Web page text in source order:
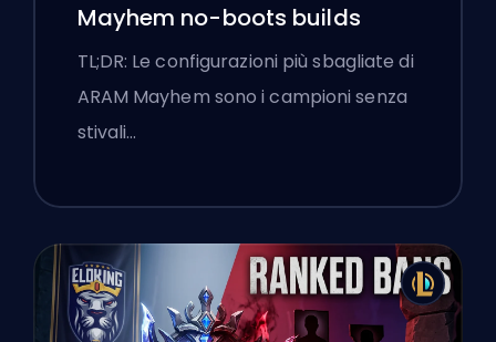
Mayhem no-boots builds
TL;DR: Le configurazioni più sbagliate di
ARAM Mayhem sono i campioni senza
stivali…